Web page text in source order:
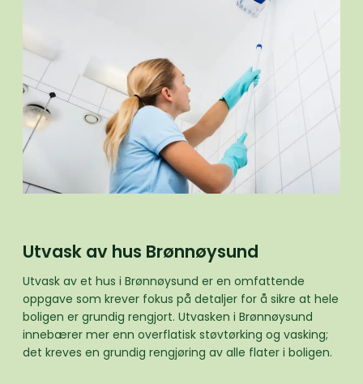
Utvask av hus Brønnøysund
Utvask av et hus i Brønnøysund er en omfattende
oppgave som krever fokus på detaljer for å sikre at hele
boligen er grundig rengjort. Utvasken i Brønnøysund
innebærer mer enn overflatisk støvtørking og vasking;
det kreves en grundig rengjøring av alle flater i boligen.